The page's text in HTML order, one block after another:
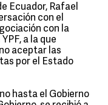
Ecuador, Rafael
con el
con la
a la que
aceptar las
por el Estado
hasta el Gobierno